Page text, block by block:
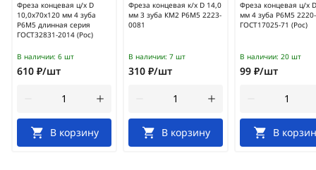
Фреза концевая ц/х D
10,0х70х120 мм 4 зуба
Р6М5 длинная серия
ГОСТ32831-2014 (Рос)
В наличии: 6 шт
610 ₽/шт
В корзину
Фреза концевая к/х D 14,0
мм 3 зуба КМ2 Р6М5 2223-
0081
В наличии: 7 шт
310 ₽/шт
В корзину
Фреза концевая ц/х
мм 4 зуба Р6М5
ГОСТ17025-71 (Рос)
В наличии: 20 шт
99 ₽/шт
В